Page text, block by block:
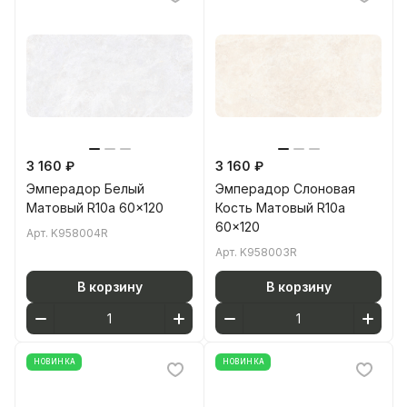
3 160 ₽
Эмперадор Белый
Матовый R10a 60x120
Арт. K958004R
В корзину
3 160 ₽
Эмперадор Слоновая
Кость Матовый R10a
60x120
Арт. K958003R
В корзину
НОВИНКА НОВИНКА